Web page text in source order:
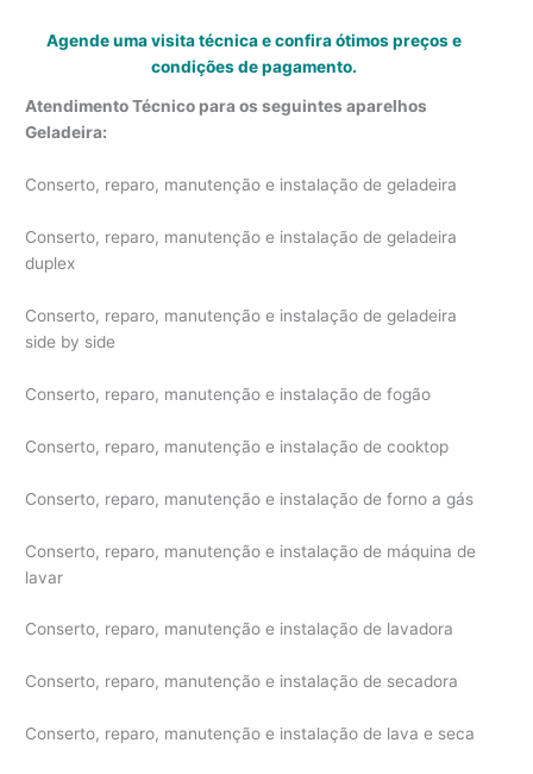
Agende uma visita técnica e confira ótimos preços e
condições de pagamento.
Atendimento Técnico para os seguintes aparelhos
Geladeira:
Conserto, reparo, manutenção e instalação de geladeira
Conserto, reparo, manutenção e instalação de geladeira
duplex
Conserto, reparo, manutenção e instalação de geladeira
side by side
Conserto, reparo, manutenção e instalação de fogão
Conserto, reparo, manutenção e instalação de cooktop
Conserto, reparo, manutenção e instalação de forno a gás
Conserto, reparo, manutenção e instalação de máquina de
lavar
Conserto, reparo, manutenção e instalação de lavadora
Conserto, reparo, manutenção e instalação de secadora
Conserto, reparo, manutenção e instalação de lava e seca